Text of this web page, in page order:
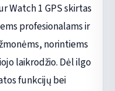
Watch 1 GPS skirtas
profesionalams ir
norintiems
laikrodžio. Dėl ilgo
funkcijų bei